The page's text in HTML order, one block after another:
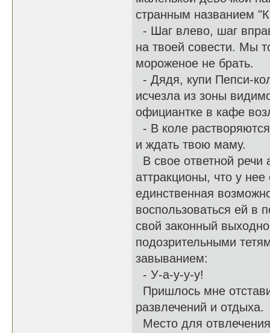
странным названием
- Шаг влево, шаг
на твоей совести. Мы
мороженое не брать.
- Дядя, купи Пепси-
исчезла из зоны
официантке в кафе
- В коле
и ждать твою маму.
В свое ответной
аттракционы, что у
единственная
воспользоваться ей в
свой законный
подозрительными
завыванием:
- У-а-у-у-у!
Пришлось мне
развлечений и отдыха.
Место для